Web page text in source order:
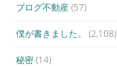
ブログ不動産 (57)
僕が書きました。 (2,108)
秘密 (14)